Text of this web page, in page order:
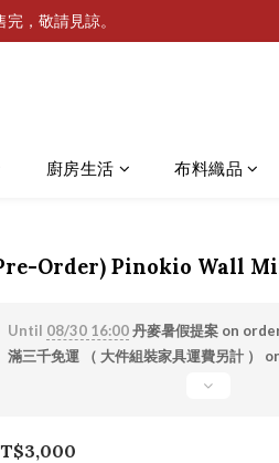
，敬請見諒。
廚房生活 布料織品
Order) Pinokio Wall
Until 08/30 16:00丹麥暑假提案 on
滿三千免運 （ 大件組裝家具運費另計 ）